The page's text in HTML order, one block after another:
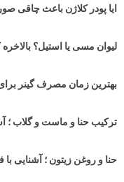
ایا پودر کلاژن باعث چاقی
لیوان مسی یا استیل؟
بهترین زمان مصرف گینر
ترکیب حنا و ماست و گلاب ؛
حنا و روغن زیتون ؛ آشنایی با